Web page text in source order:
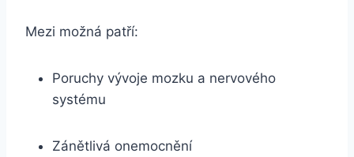
Mezi možná patří:
Poruchy vývoje mozku a nervového
systému
Zánětlivá onemocnění